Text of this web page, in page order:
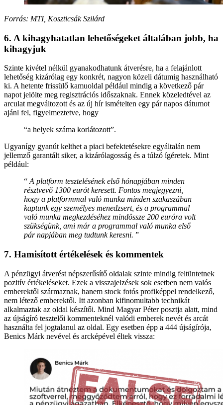
Forrás: MTI, Koszticsák Szilárd
6. A kihagyhatatlan lehetőségeket általában jobb, ha
kihagyjuk
Szinte kivétel nélkül gyanakodhatunk átverésre, ha a felajánlott
lehetőség kizárólag egy konkrét, nagyon közeli dátumig használható
ki. A hetente frissülő kamuoldal például mindig a következő pár
napot jelölte meg regisztrációs időszaknak. Ennek közeledtével az
arculat megváltozott és az új hír ismételten egy pár napos dátumot
ajánl fel, figyelmeztetve, hogy
“a helyek száma korlátozott”.
Ugyanígy gyanút kelthet a piaci befektetésekre egyáltalán nem
jellemző garantált siker, a kizárólagosság és a túlzó ígéretek. Mint
például:
“ A platform tesztelésének első hónapjában minden
résztvevő 1300 eurót keresett. Fontos megjegyezni,
hogy a platformmal való munka minden szakaszában
kaptunk egy személyes menedzsert, és a programmal
való munka megkezdéséhez mindössze 200 euróra volt
szükségünk, ami már a programmal való munka első
pár napjában meg tudtunk keresni. ”
7. Hamisított értékelések és kommentek
A pénzügyi átverést népszerűsítő oldalak szinte mindig feltüntetnek
pozitív értékeléseket. Ezek a visszajelzések sok esetben nem valós
emberektől származnak, hanem stock fotós profiképpel rendelkező,
nem létező emberektől. Itt azonban kifinomultabb technikát
alkalmaztak az oldal készítői. Mind Magyar Péter posztja alatt, mind
az újságíró tesztelői kommenteknél valódi emberek nevét és arcát
használta fel jogtalanul az oldal. Egy esetben épp a 444 újságírója,
Benics Márk nevével és arcképével éltek vissza: